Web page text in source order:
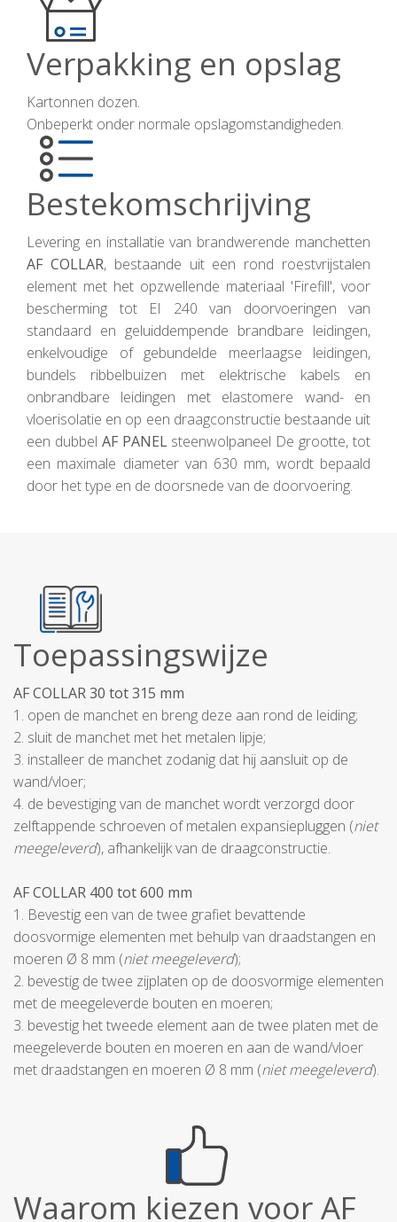
Verpakking en opslag
Kartonnen dozen.
Onbeperkt onder normale opslagomstandigheden.
Bestekomschrijving
Levering en installatie van brandwerende manchetten
AF COLLAR, bestaande uit een rond roestvrijstalen
element met het opzwellende materiaal 'Firefill', voor
bescherming tot EI 240 van doorvoeringen van
standaard en geluiddempende brandbare leidingen,
enkelvoudige of gebundelde meerlaagse leidingen,
bundels ribbelbuizen met elektrische kabels en
onbrandbare leidingen met elastomere wand- en
vloerisolatie en op een draagconstructie bestaande uit
een dubbel AF PANELsteenwolpaneel De grootte, tot
een maximale diameter van 630 mm, wordt bepaald
door het type en de doorsnede van de doorvoering.
Toepassingswijze
AF COLLAR 30 tot 315 mm
1. open de manchet en breng deze aan rond de leiding;
2. sluit de manchet met het metalen lipje;
3. installeer de manchet zodanig dat hij aansluit op de
wand/vloer;
4. de bevestiging van de manchet wordt verzorgd door
zelftappende schroeven of metalen expansiepluggen (niet
meegeleverd), afhankelijk van de draagconstructie.
AF COLLAR 400 tot 600 mm
1. Bevestig een van de twee grafiet bevattende
doosvormige elementen met behulp van draadstangen en
moeren Ø 8 mm (niet meegeleverd);
2. bevestig de twee zijplaten op de doosvormige elementen
met de meegeleverde bouten en moeren;
3. bevestig het tweede element aan de twee platen met de
meegeleverde bouten en moeren en aan de wand/vloer
met draadstangen en moeren Ø 8 mm (niet meegeleverd).
Waarom kiezen voor AF